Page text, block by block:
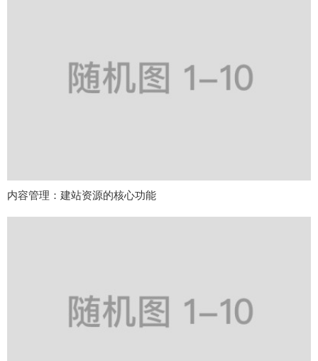
内容管理：建站资源的核心功能